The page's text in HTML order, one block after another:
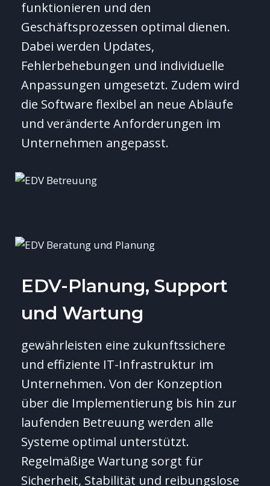
funktionieren und den
Geschäftsprozessen optimal dienen.
Dabei werden Updates,
Fehlerbehebungen und individuelle
Anpassungen umgesetzt. Zudem wird
die Software flexibel an neue Abläufe
und veränderte Anforderungen im
Unternehmen angepasst.
EDV-Planung, Support
und Wartung
gewährleisten eine zukunftssichere
und effiziente IT-Infrastruktur im
Unternehmen. Von der Konzeption
über die Implementierung bis hin zur
laufenden Betreuung werden alle
Systeme optimal unterstützt.
Regelmäßige Wartung sorgt für
Sicherheit, Stabilität und reibungslose